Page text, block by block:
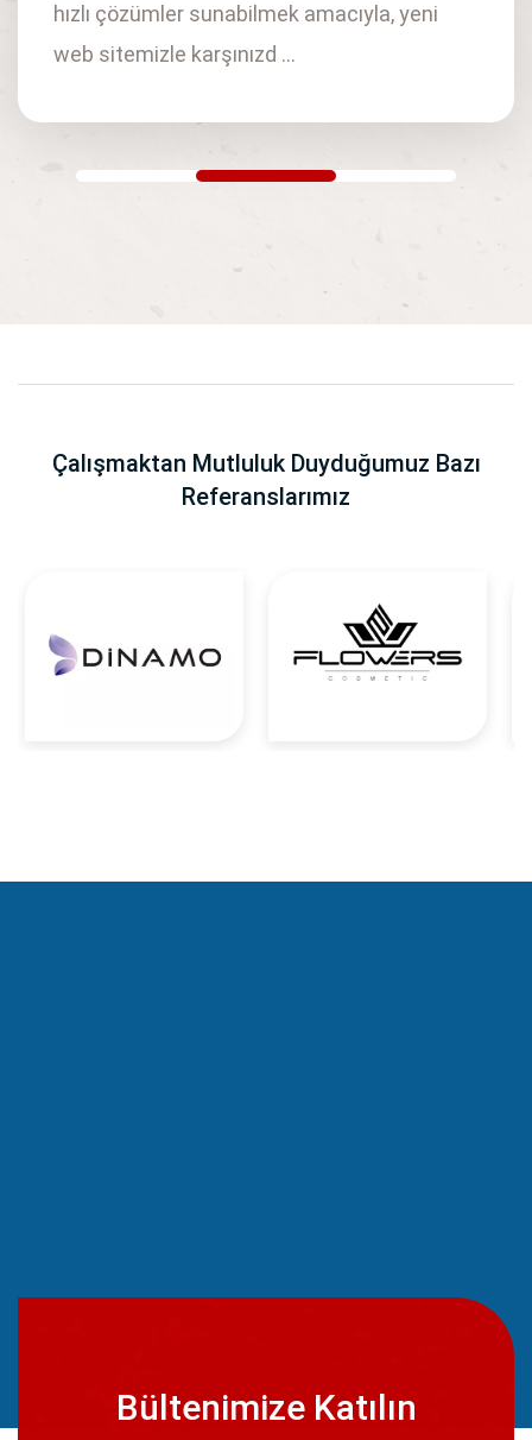
hızlı çözümler sunabilmek amacıyla, yeni
web sitemizle karşınızd ...
Çalışmaktan Mutluluk Duyduğumuz Bazı
Referanslarımız
Bültenimize Katılın